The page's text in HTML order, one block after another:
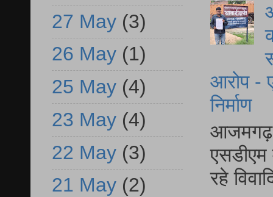
आरोप -
निर्माण
आजमगढ़
एसडीएम
रहे
27 May (3)
26 May (1)
25 May (4)
23 May (4)
22 May (3)
21 May (2)